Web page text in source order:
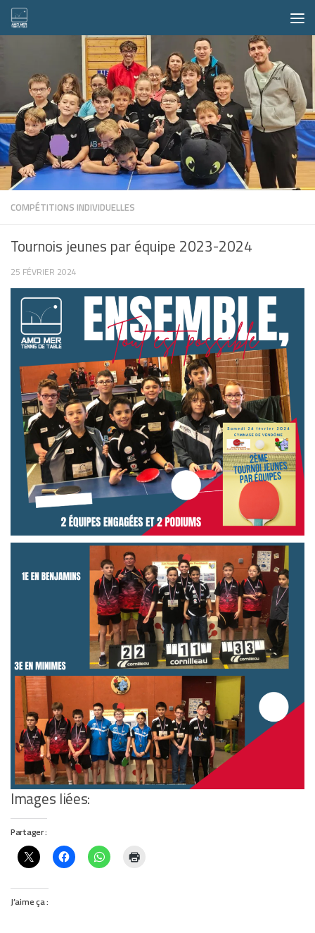
Skip to content
COMPÉTITIONS INDIVIDUELLES
Tournois jeunes par équipe 2023-2024
25 FÉVRIER 2024
Images liées:
Partager :
J’aime ça :